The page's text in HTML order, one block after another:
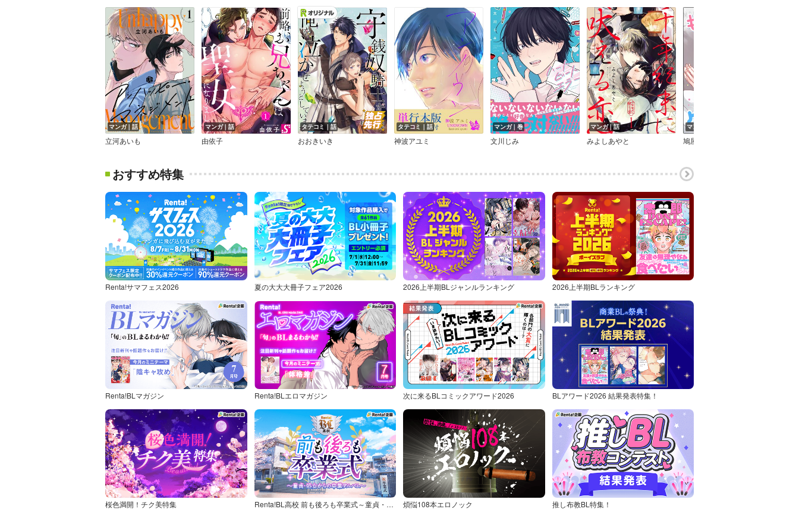
マンガ｜話
立河あいも
マンガ｜話
由依子
タテコミ｜話
おおきいき
タテコミ｜話
神波アユミ
マンガ｜巻
文川じみ
マンガ｜話
みよしあやと
マンガ｜話
鳩屋タマ
おすすめ特集
Renta!サマフェス2026 夏の大大大冊子フェア2026 2026上半期BLジャンルランキング 2026上半期BLランキング
Renta!BLマガジン Renta!BLエロマガジン 次に来るBLコミックアワード2026 BLアワード2026 結果発表特集！
桜色満開！チク美特集 Renta!BL高校 前も後ろも卒業式～童貞・処女からの卒業アルバム～ 煩悩108本エロノック 推し布教BL特集！